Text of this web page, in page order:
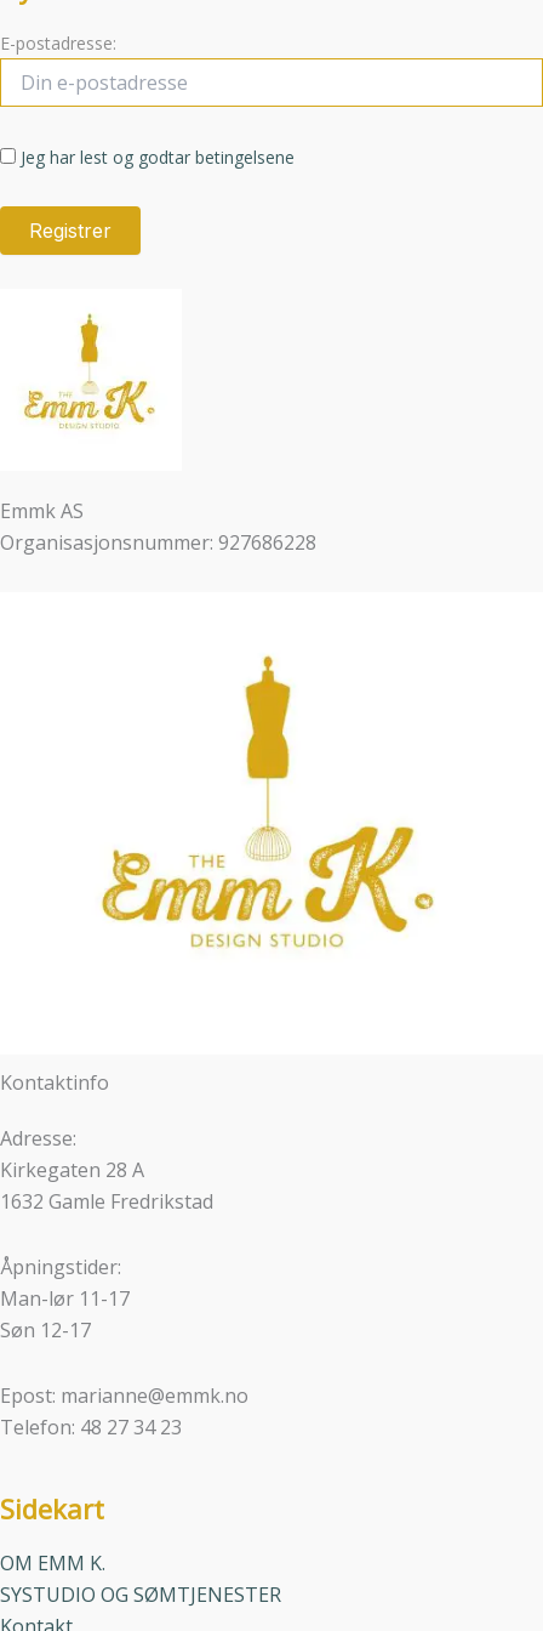
E-postadresse:
Jeg har lest og godtar betingelsene
Emmk AS
Organisasjonsnummer: 927686228
Kontaktinfo
Adresse:
Kirkegaten 28 A
1632 Gamle Fredrikstad
Åpningstider:
Man-lør 11-17
Søn 12-17
Epost: marianne@emmk.no
Telefon: 48 27 34 23
Sidekart
OM EMM K.
SYSTUDIO OG SØMTJENESTER